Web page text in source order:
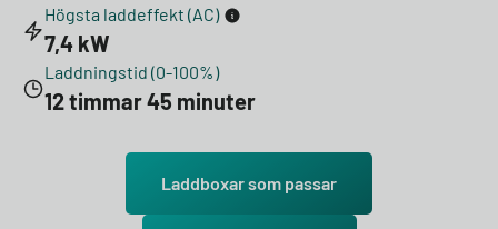
Högsta laddeffekt (AC)
7,4 kW
Laddningstid (0-100%)
12 timmar 45 minuter
Laddboxar som passar